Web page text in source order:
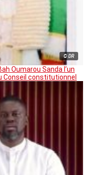
© DR
Oumarou Sanda l’un
Conseil constitutionnel